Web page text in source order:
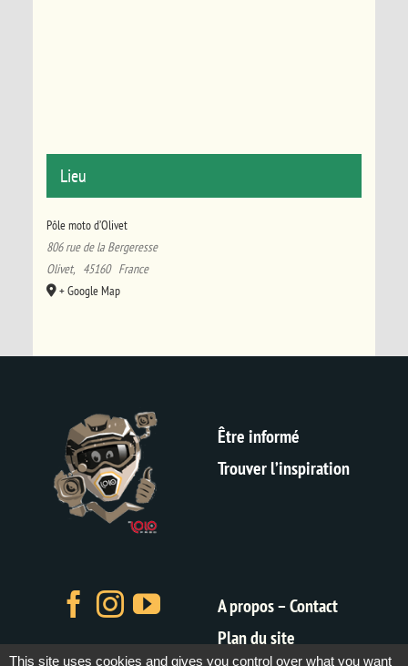
Lieu
Pôle moto d’Olivet
806 rue de la Bergeresse
Olivet, 45160 France
+ Google Map
Être informé
Trouver l’inspiration
A propos – Contact
Plan du site
This site uses cookies and gives you control over what you want